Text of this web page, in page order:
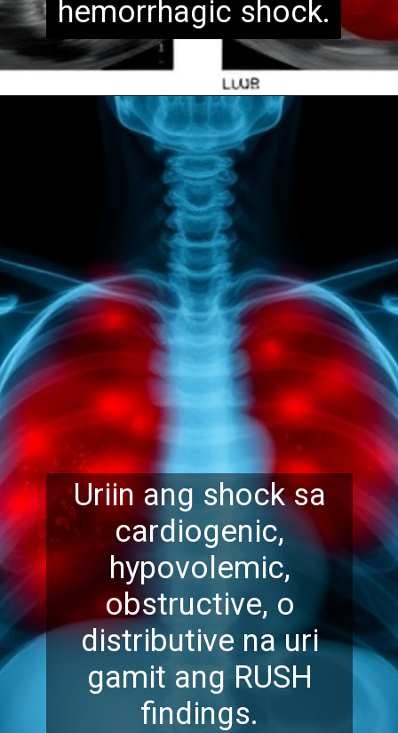
hemorrhagic shock.
Uriin ang shock sa
cardiogenic,
hypovolemic,
obstructive, o
distributive na uri
gamit ang RUSH
findings.